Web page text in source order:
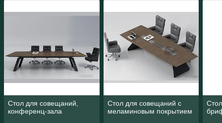
Стол для совещаний,
конференц-зала
Стол для совещаний с
меламиновым покрытием